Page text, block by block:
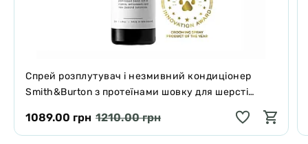
Спрей розплутувач і незмивний кондиціонер
Smith&Burton з протеїнами шовку для шерсті
1089.00 грн 1210.00 грн